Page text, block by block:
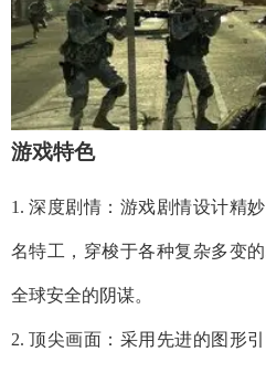
游戏特色
1. 深度剧情：游戏剧情设计精
名特工，穿梭于各种复杂多变
全球安全的阴谋。
2. 顶尖画面：采用先进的图形